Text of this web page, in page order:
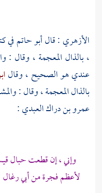
الأزهري : قالأبو حاتمفي
، بالذال المعجمة ، وقال :
عندي هو الصحيح ، وقال
بالذال المعجمة ، وقال :
عمرو بن دراك العبدي:
وإني ، إن قطعت حبال
لأعظم فجرة من أبي